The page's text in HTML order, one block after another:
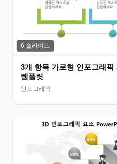
6 슬라이드
3개 항목 가로형 인포그래픽
템플릿
인포그래픽